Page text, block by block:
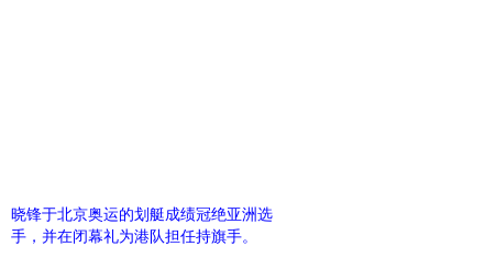
晓锋于北京奥运的划艇成绩冠绝亚洲选
手，并在闭幕礼为港队担任持旗手。